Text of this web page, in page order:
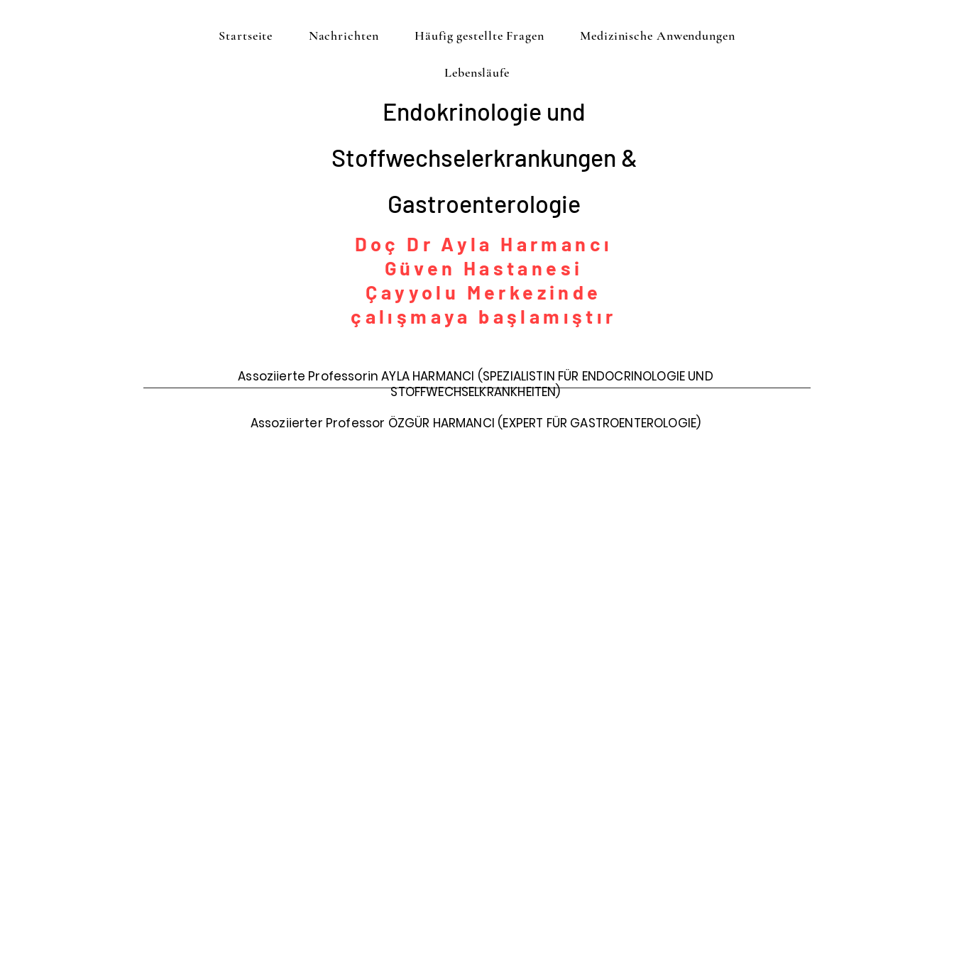
Startseite Nachrichten Häufig gestellte Fragen Medizinische Anwendungen
Lebensläufe
Endokrinologie und
Stoffwechselerkrankungen &
Gastroenterologie
Doç Dr Ayla Harmancı
Güven Hastanesi
Çayyolu Merkezinde
çalışmaya başlamıştır
Assoziierte Professorin AYLA HARMANCI (SPEZIALISTIN FÜR ENDOCRINOLOGIE UND
STOFFWECHSELKRANKHEITEN)
Assoziierter Professor ÖZGÜR HARMANCI (EXPERT FÜR GASTROENTEROLOGIE)